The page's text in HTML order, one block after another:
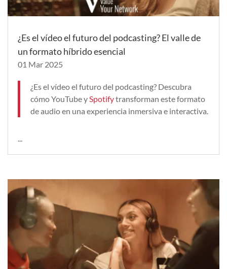
¿Es el vídeo el futuro del podcasting? El valle de
un formato híbrido esencial
01 Mar 2025
¿Es el vídeo el futuro del podcasting? Descubra
cómo YouTube ySpotifytransforman este formato
de audio en una experiencia inmersiva e interactiva.
...